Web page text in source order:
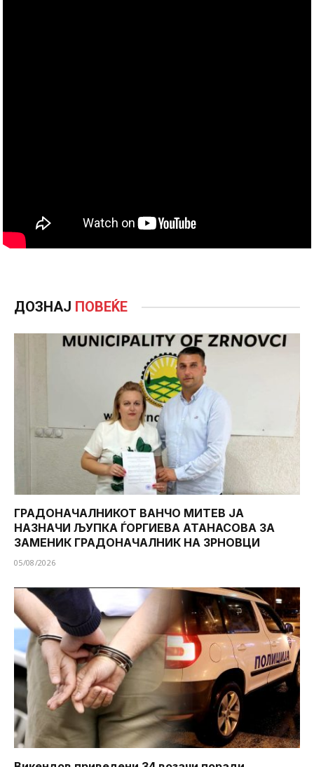
ДОЗНАЈ ПОВЕЌЕ
ГРАДОНАЧАЛНИКОТ ВАНЧО МИТЕВ ЈА
НАЗНАЧИ ЉУПКА ЃОРГИЕВА АТАНАСОВА ЗА
ЗАМЕНИК ГРАДОНАЧАЛНИК НА ЗРНОВЦИ
05/08/2026